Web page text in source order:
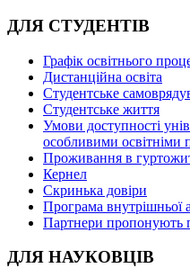
ДЛЯ СТУДЕНТІВ
Графік освітнього
Дистанційна освіта
Студентське
Студентське життя
Умови доступності
особливими освітніми
Проживання в
Кернел
Скринька довіри
Програма внутрішньої
Партнери пропонують
ДЛЯ НАУКОВЦІВ